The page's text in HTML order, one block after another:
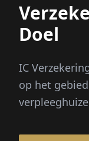
Doel
IC
op het